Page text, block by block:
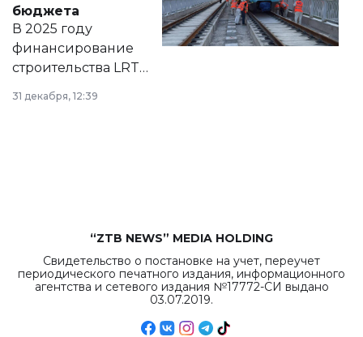
на сайте маслихат
города.
бюджета
В 2025 году
финансирование
строительства LRT
в Астане из
республиканского
31 декабря, 12:39
“ZTB NEWS” MEDIA HOLDING
Свидетельство о постановке на учет, переучет
периодического печатного издания, информационного
агентства и сетевого издания №17772-СИ выдано
03.07.2019.